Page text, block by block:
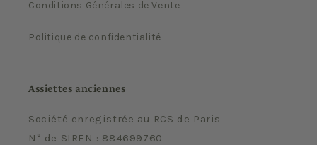
Conditions Générales de Vente
Politique de confidentialité
Assiettes anciennes
Société enregistrée au RCS de Paris
N° de SIREN : 884699760